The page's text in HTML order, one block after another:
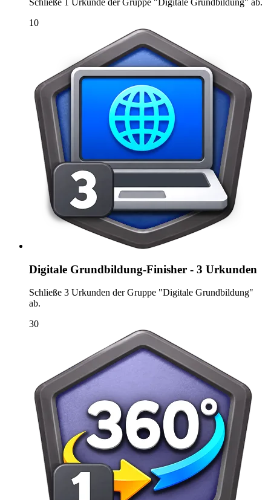
Schließe 1 Urkunde der Gruppe "Digitale Grundbildung" ab.
10
Digitale Grundbildung-Finisher - 3 Urkunden
Schließe 3 Urkunden der Gruppe "Digitale Grundbildung"
ab.
30